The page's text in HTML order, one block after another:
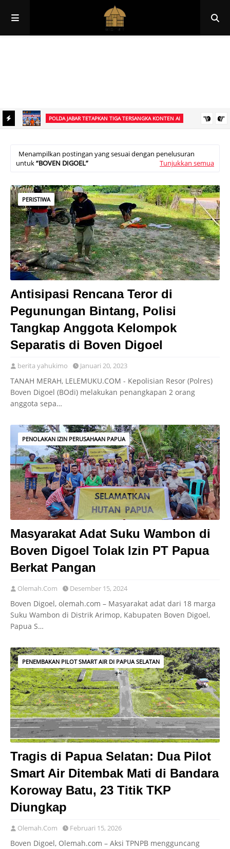
POLDA JABAR TETAPKAN TIGA TERSANGKA KONTEN AI
Menampilkan postingan yang sesuai dengan penelusuran
untuk BOVEN DIGOEL Tunjukkan semua
PERISTIWA
Antisipasi Rencana Teror di
Pegunungan Bintang, Polisi
Tangkap Anggota Kelompok
Separatis di Boven Digoel
berita yahukimo Januari 20, 2023
TANAH MERAH, LELEMUKU.COM - Kepolisian Resor (Polres)
Boven Digoel (BOdi) melakukan penangkapan 2 orang
anggota sepa…
PENOLAKAN IZIN PERUSAHAAN PAPUA
Masyarakat Adat Suku Wambon di
Boven Digoel Tolak Izin PT Papua
Berkat Pangan
Olemah.Com Desember 15, 2024
Boven Digoel, olemah.com – Masyarakat adat dari 18 marga
Suku Wambon di Distrik Arimop, Kabupaten Boven Digoel,
Papua S…
PENEMBAKAN PILOT SMART AIR DI PAPUA SELATAN
Tragis di Papua Selatan: Dua Pilot
Smart Air Ditembak Mati di Bandara
Koroway Batu, 23 Titik TKP
Diungkap
Olemah.Com Februari 15, 2026
Boven Digoel, Olemah.com – Aksi TPNPB mengguncang